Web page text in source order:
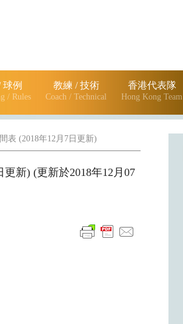
球例
/ Rules
教練 / 技術
Coach / Technical
香港代表隊
Hong Kong Team
表 (2018年12月7日更新)
新) (更新於2018年12月07